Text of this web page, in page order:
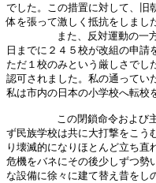
でした。この措置に対して、旧
体を張って激しく抵抗をしまし
また、反対運動の一
日までに２４５校が改組の申
ただ１校のみという厳しさでし
認可されました。私の通ってい
私は市内の日本の小学校へ転校
この閉鎖命令および
ず民族学校は共に大打撃をこう
り壊滅的になりほとんど立ち直
危機をバネにその後少しずつ勢
な設備に徐々に建て替え昔をし